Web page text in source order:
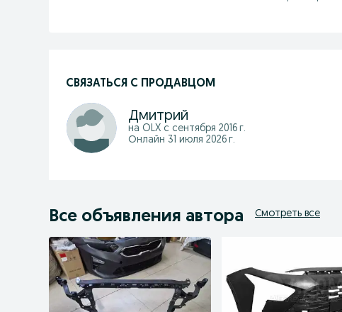
СВЯЗАТЬСЯ С ПРОДАВЦОМ
Дмитрий
на OLX с сентября 2016 г.
Онлайн 31 июля 2026 г.
Все объявления автора Смотреть все